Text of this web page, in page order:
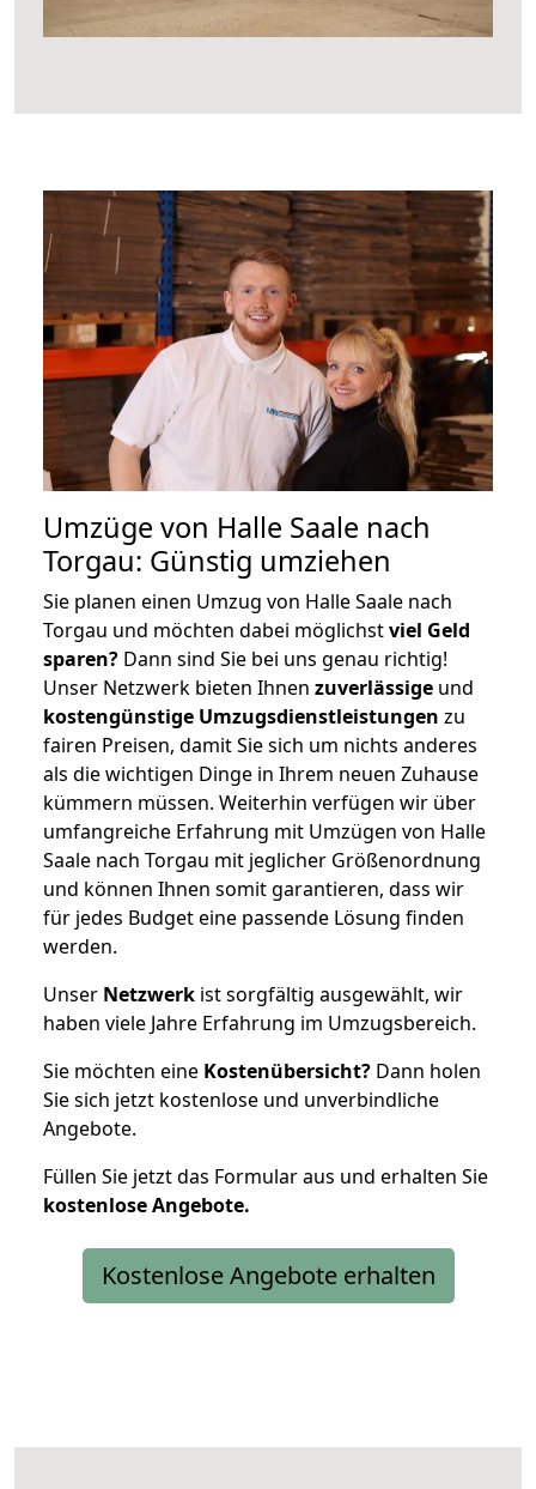
Umzüge von Halle Saale nach
Torgau: Günstig umziehen
Sie planen einen Umzug von Halle Saale nach
Torgau und möchten dabei möglichstviel Geld
sparen? Dann sind Sie bei uns genau richtig!
Unser Netzwerk bieten Ihnen zuverlässige und
kostengünstige Umzugsdienstleistungen zu
fairen Preisen, damit Sie sich um nichts anderes
als die wichtigen Dinge in Ihrem neuen Zuhause
kümmern müssen. Weiterhin verfügen wir über
umfangreiche Erfahrung mit Umzügen von Halle
Saale nach Torgau mit jeglicher Größenordnung
und können Ihnen somit garantieren, dass wir
für jedes Budget eine passende Lösung finden
werden.
Unser Netzwerk ist sorgfältig ausgewählt, wir
haben viele Jahre Erfahrung im Umzugsbereich.
Sie möchten eine Kostenübersicht? Dann holen
Sie sich jetzt kostenlose und unverbindliche
Angebote.
Füllen Sie jetzt das Formular aus und erhalten Sie
kostenloseAngebote.
Kostenlose Angebote erhalten